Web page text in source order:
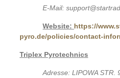
E-Mail:
Website: https://
pyro.de/policies/contact-
Triplex Pyrotechnics
Adresse: LIPOWA STR.